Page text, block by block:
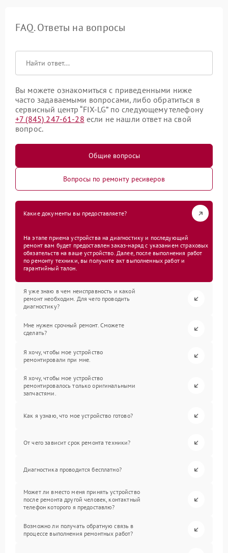
FAQ. Ответы на вопросы
Вы можете ознакомиться с приведенными ниже
часто задаваемыми вопросами, либо обратиться в
сервисный центр “FIX-LG” по следующему телефону
+7 (845) 247-61-28 если не нашли ответ на свой
вопрос.
Общие вопросы
Вопросы по ремонту ресиверов
Какие документы вы предоставляете?
На этапе приема устройства на диагностику и последующий
ремонт вам будет предоставлен заказ-наряд с указанием страховых
обязательств на ваше устройство. Далее, после выполнения работ
по ремонту техники, вы получите акт выполненных работ и
гарантийный талон.
Я уже знаю в чем неисправность и какой
ремонт необходим. Для чего проводить
диагностику?
Мне нужен срочный ремонт. Сможете
сделать?
Я хочу, чтобы мое устройство
ремонтировали при мне.
Я хочу, чтобы мое устройство
ремонтировалось только оригинальными
запчастями.
Как я узнаю, что мое устройство готово?
От чего зависит срок ремонта техники?
Диагностика проводится бесплатно?
Может ли вместо меня принять устройство
после ремонта другой человек, контактный
телефон которого я предоставлю?
Возможно ли получать обратную связь в
процессе выполнения ремонтных работ?